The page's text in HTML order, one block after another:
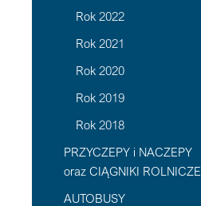
Rok 2022
Rok 2021
Rok 2020
Rok 2019
Rok 2018
PRZYCZEPY i NACZEPY
oraz CIĄGNIKI ROLNICZE
AUTOBUSY